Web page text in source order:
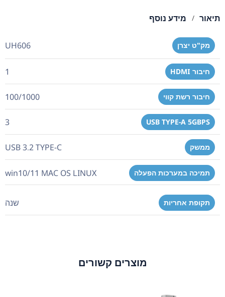
תיאור מידע נוסף
מק"ט יצרן UH606
חיבור HDMI 1
חיבור רשת קווי 100/1000
USB TYPE-A 5GBPS
3
ממשק USB 3.2 TYPE-C
תמיכה במערכות הפעלה win10/11 MAC OS LINUX
תקופת אחריות שנה
מוצרים קשורים